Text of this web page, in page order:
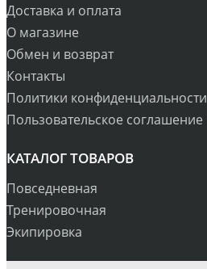
Доставка и оплата
О магазине
Обмен и возврат
Контакты
Политики конфиденциальности
Пользовательское соглашение
КАТАЛОГ ТОВАРОВ
Повседневная
Тренировочная
Экипировка